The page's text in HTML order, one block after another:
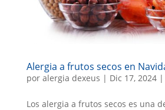
Alergia a frutos secos en
por alergia dexeus | Dic 17, 2024|
Los alergia a frutos secos es una